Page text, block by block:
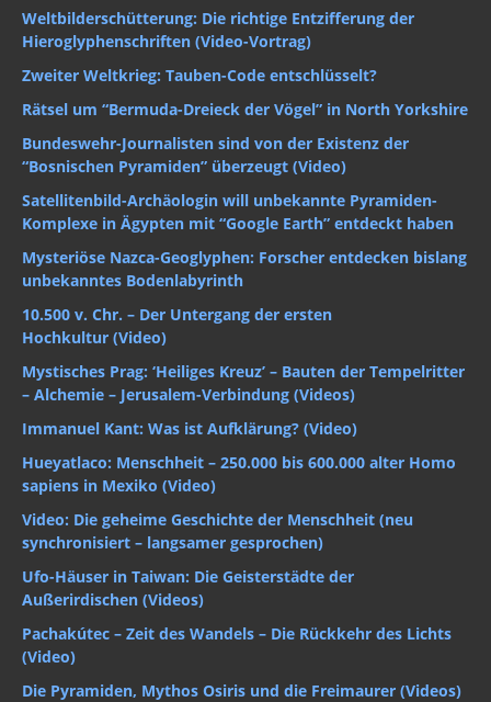
Weltbilderschütterung: Die richtige Entzifferung der
Hieroglyphenschriften (Video-Vortrag)
Zweiter Weltkrieg: Tauben-Code entschlüsselt?
Rätsel um “Bermuda-Dreieck der Vögel” in North Yorkshire
Bundeswehr-Journalisten sind von der Existenz der
“Bosnischen Pyramiden” überzeugt (Video)
Satellitenbild-Archäologin will unbekannte Pyramiden-
Komplexe in Ägypten mit “Google Earth” entdeckt haben
Mysteriöse Nazca-Geoglyphen: Forscher entdecken bislang
unbekanntes Bodenlabyrinth
10.500 v. Chr. – Der Untergang der ersten
Hochkultur (Video)
Mystisches Prag: ‘Heiliges Kreuz’ – Bauten der Tempelritter
– Alchemie – Jerusalem-Verbindung (Videos)
Immanuel Kant: Was ist Aufklärung? (Video)
Hueyatlaco: Menschheit – 250.000 bis 600.000 alter Homo
sapiens in Mexiko (Video)
Video: Die geheime Geschichte der Menschheit (neu
synchronisiert – langsamer gesprochen)
Ufo-Häuser in Taiwan: Die Geisterstädte der
Außerirdischen (Videos)
Pachakútec – Zeit des Wandels – Die Rückkehr des Lichts
(Video)
Die Pyramiden, Mythos Osiris und die Freimaurer (Videos)